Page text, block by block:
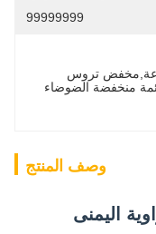
99999999
منخفضة الضوضاء
وصف المنتج